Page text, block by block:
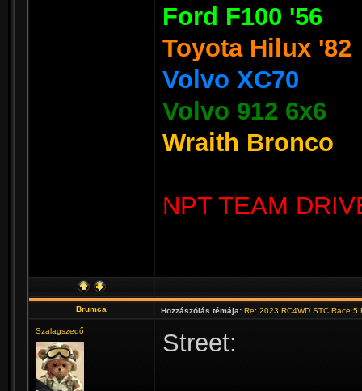
Ford F100 '56
Toyota Hilux '82
Volvo XC70
Volvo 912 6x6
Wraith Bronco
NPT TEAM
Brumca Hozzászólás témája: Re: 2023 RC4WD STC Race 5
Szalagszedő Street: